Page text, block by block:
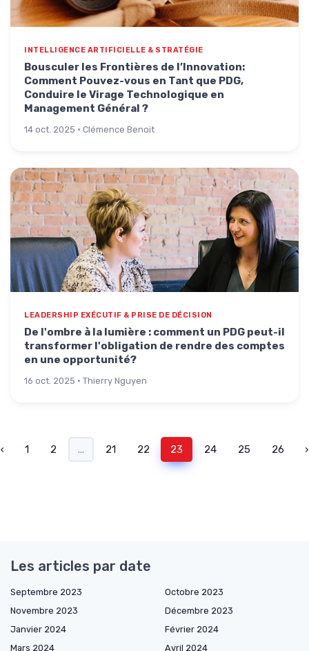
INTELLIGENCE ARTIFICIELLE & STRATÉGIE
Bousculer les Frontières de l’Innovation:
Comment Pouvez-vous en Tant que PDG,
Conduire le Virage Technologique en
Management Général ?
14 oct. 2025 · Clémence Benoit
LEADERSHIP EXÉCUTIF & PRISE DE DÉCISION
De l'ombre à la lumière : comment un PDG peut-il
transformer l'obligation de rendre des comptes
en une opportunité?
16 oct. 2025 · Thierry Nguyen
‹ 1 2 ... 21 22 23 24 25 26 ›
Les articles par date
Septembre 2023
Octobre 2023
Novembre 2023
Décembre 2023
Janvier 2024
Février 2024
Mars 2024
Avril 2024